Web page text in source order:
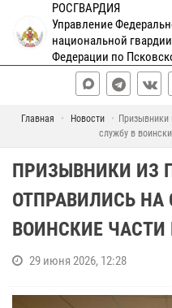
РОСГВАРДИЯ
Управление
национальной
Федерации по
Главная Новости
Призывники
службу в
ПРИЗЫВНИКИ ИЗ
ОТПРАВИЛИСЬ НА
ВОИНСКИЕ ЧАСТИ
29 июня 2026, 12:28